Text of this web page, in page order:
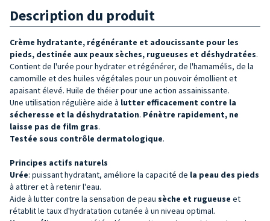
Description du produit
Crème hydratante, régénérante et adoucissante pour les
pieds, destinée aux peaux sèches, rugueuses et déshydratées.
Contient de l'urée pour hydrater et régénérer, de l'hamamélis, de la
camomille et des huiles végétales pour un pouvoir émollient et
apaisant élevé. Huile de théier pour une action assainissante.
Une utilisation régulière aide à lutter efficacement contre la
sécheresse et la déshydratation. Pénètre rapidement, ne
laisse pas de film gras.
Testée sous contrôle dermatologique.
Principes actifs naturels
Urée: puissant hydratant, améliore la capacité de la peau des pieds
à attirer et à retenir l'eau.
Aide à lutter contre la sensation de peau sèche et rugueuse et
rétablit le taux d'hydratation cutanée à un niveau optimal.